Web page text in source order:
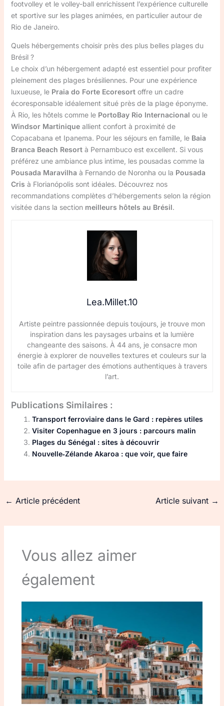
footvolley et le volley-ball enrichissent l’expérience culturelle
et sportive sur les plages animées, en particulier autour de
Rio de Janeiro.
Quels hébergements choisir près des plus belles plages du
Brésil ?
Le choix d’un hébergement adapté est essentiel pour profiter
pleinement des plages brésiliennes. Pour une expérience
luxueuse, le Praia do Forte Ecoresortoffre un cadre
écoresponsable idéalement situé près de la plage éponyme.
À Rio, les hôtels comme le PortoBay Rio Internacional ou le
Windsor Martiniqueallient confort à proximité de
Copacabana et Ipanema. Pour les séjours en famille, le Baia
Branca Beach Resortà Pernambuco est excellent. Si vous
préférez une ambiance plus intime, les pousadas comme la
Pousada Maravilha à Fernando de Noronha ou la Pousada
Cris à Florianópolis sont idéales. Découvrez nos
recommandations complètes d’hébergements selon la région
visitée dans la section meilleurs hôtels au Brésil.
Lea.Millet.10
Artiste peintre passionnée depuis toujours, je trouve mon
inspiration dans les paysages urbains et la lumière
changeante des saisons. À 44 ans, je consacre mon
énergie à explorer de nouvelles textures et couleurs sur la
toile afin de partager des émotions authentiques à travers
l’art.
Publications Similaires :
Transport ferroviaire dans le Gard : repères utiles
Visiter Copenhague en 3 jours : parcours malin
Plages du Sénégal : sites à découvrir
Nouvelle‑Zélande Akaroa : que voir, que faire
← Article précédent Article suivant →
Vous allez aimer
également